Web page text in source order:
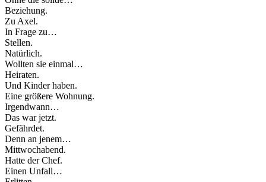
Beziehung.
Zu Axel.
In Frage zu…
Stellen.
Natürlich.
Wollten sie einmal…
Heiraten.
Und Kinder haben.
Eine größere Wohnung.
Irgendwann…
Das war jetzt.
Gefährdet.
Denn an jenem…
Mittwochabend.
Hatte der Chef.
Einen Unfall…